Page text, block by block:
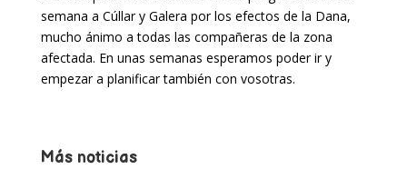
semana a Cúllar y Galera por los efectos de la Dana,
mucho ánimo a todas las compañeras de la zona
afectada. En unas semanas esperamos poder ir y
empezar a planificar también con vosotras.
Más noticias